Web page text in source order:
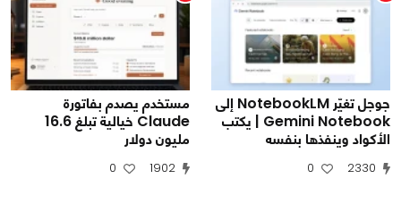
جوجل تغيّر NotebookLM إلى
Gemini Notebook | يكتب
الأكواد وينفذها بنفسه
2330
0
مستخدم يصدم بفاتورة
Claude خيالية تبلغ 16.6
مليون دولار
1902
0